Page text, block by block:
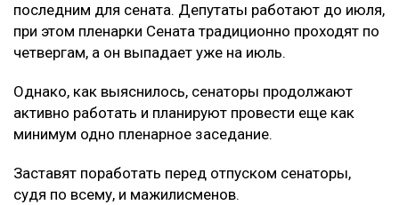
последним для сената. Депутаты работают до июля,
при этом пленарки Сената традиционно проходят по
четвергам, а он выпадает уже на июль.
Однако, как выяснилось, сенаторы продолжают
активно работать и планируют провести еще как
минимум одно пленарное заседание.
Заставят поработать перед отпуском сенаторы,
судя по всему, и мажилисменов.